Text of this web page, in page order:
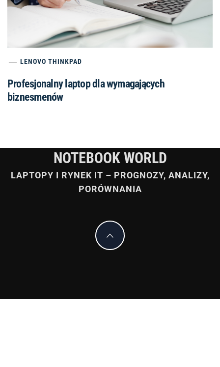
LENOVO THINKPAD
Profesjonalny laptop dla wymagających
biznesmenów
NOTEBOOK WORLD
LAPTOPY I RYNEK IT – PROGNOZY, ANALIZY,
PORÓWNANIA